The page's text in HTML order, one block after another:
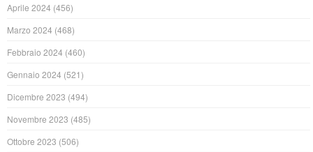
Aprile 2024 (456)
Marzo 2024 (468)
Febbraio 2024 (460)
Gennaio 2024 (521)
Dicembre 2023 (494)
Novembre 2023 (485)
Ottobre 2023 (506)